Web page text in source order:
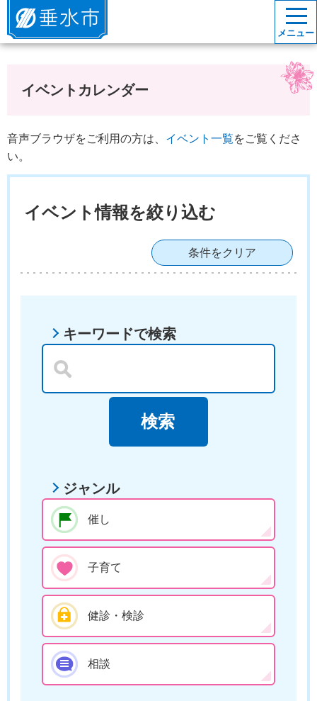
垂水市
メニュー
イベントカレンダー
音声ブラウザをご利用の方は、 イベント一覧をご覧くださ
い。
イベント情報を絞り込む
条件をクリア
キーワードで検索
ジャンル
催し
子育て
健診・検診
相談